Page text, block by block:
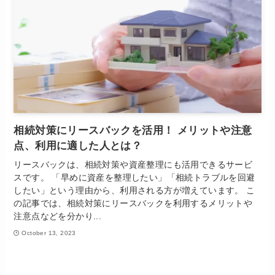
相続対策にリースバックを活用！ メリットや注意
点、利用に適した人とは？
リースバックは、相続対策や資産整理にも活用できるサービ
スです。 「早めに資産を整理したい」「相続トラブルを回避
したい」という理由から、利用される方が増えています。 こ
の記事では、相続対策にリースバックを利用するメリットや
注意点などを分かり...
October 13, 2023